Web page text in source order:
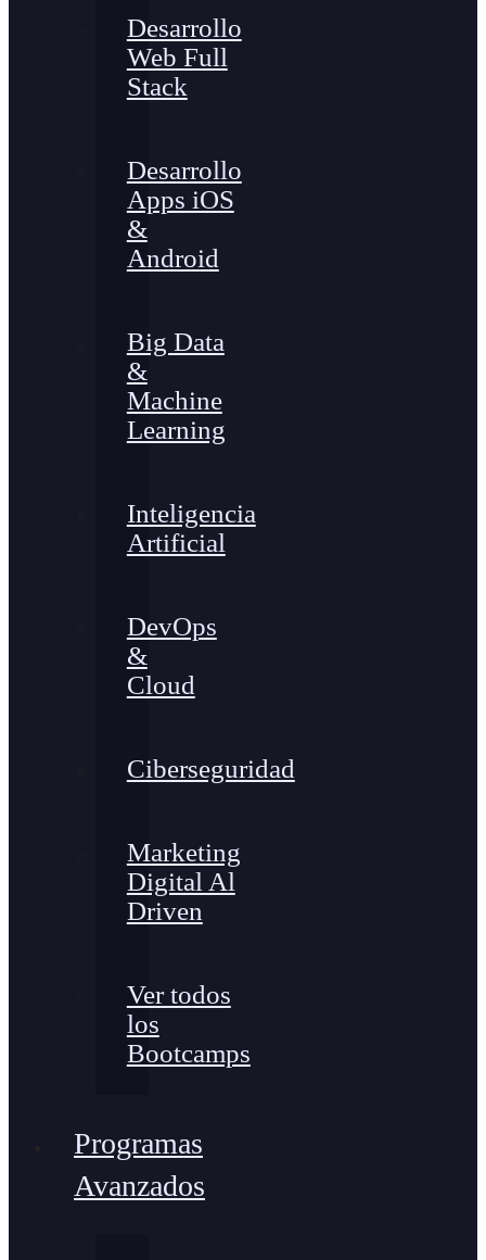
Desarrollo
Web Full
Stack
Desarrollo
Apps iOS
&
Android
Big Data
&
Machine
Learning
Inteligencia
Artificial
DevOps
&
Cloud
Ciberseguridad
Marketing
Digital Al
Driven
Ver todos
los
Bootcamps
Programas
Avanzados